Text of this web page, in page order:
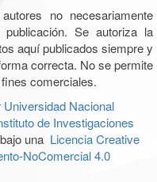
no necesariamente
Se autoriza la
aquí publicados siempre y
correcta. No se permite
comerciales.
Universidad Nacional
de Investigaciones
una Licencia Creative
NoComercial 4.0